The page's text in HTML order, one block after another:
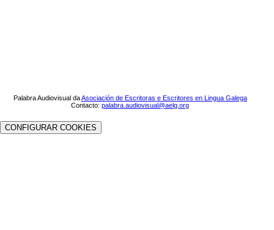
Palabra Audiovisual daAsociación de Escritoras e Escritores en Lingua Galega
Contacto:palabra.audiovisual@aelg.org
CONFIGURAR COOKIES